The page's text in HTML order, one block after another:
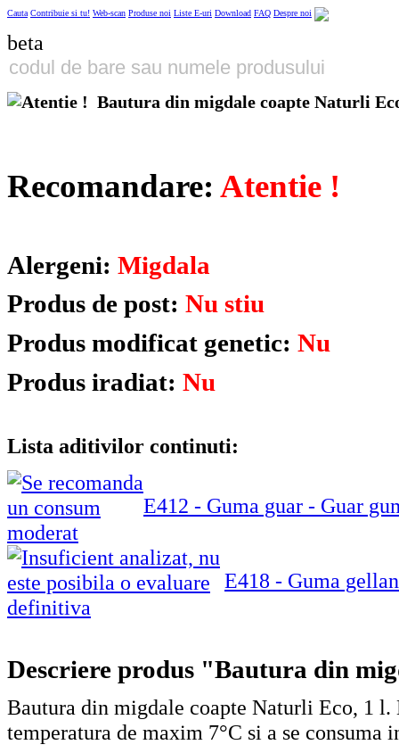
Cauta Contribuie si tu! Web-scan Produse noi Liste E-uri Download FAQ Despre noi
beta
Bautura din migdale coapte Naturli
Recomandare: Atentie !
Alergeni: Migdala
Produs de post: Nu stiu
Produs modificat genetic: Nu
Produs iradiat: Nu
Lista aditivilor continuti:
E412 - Guma guar - Guar
E418 - Guma
Descriere produs "Bautura din
Bautura din migdale coapte Naturli Eco, 1 l.
temperatura de maxim 7°C si a se consuma